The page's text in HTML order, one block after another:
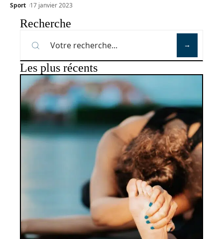
Sport 17 janvier 2023
Recherche
Les plus récents